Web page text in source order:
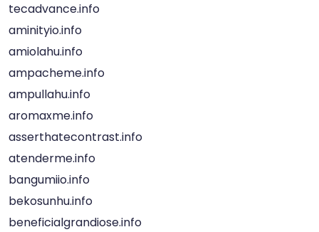
tecadvance.info
aminityio.info
amiolahu.info
ampacheme.info
ampullahu.info
aromaxme.info
asserthatecontrast.info
atenderme.info
bangumiio.info
bekosunhu.info
beneficialgrandiose.info